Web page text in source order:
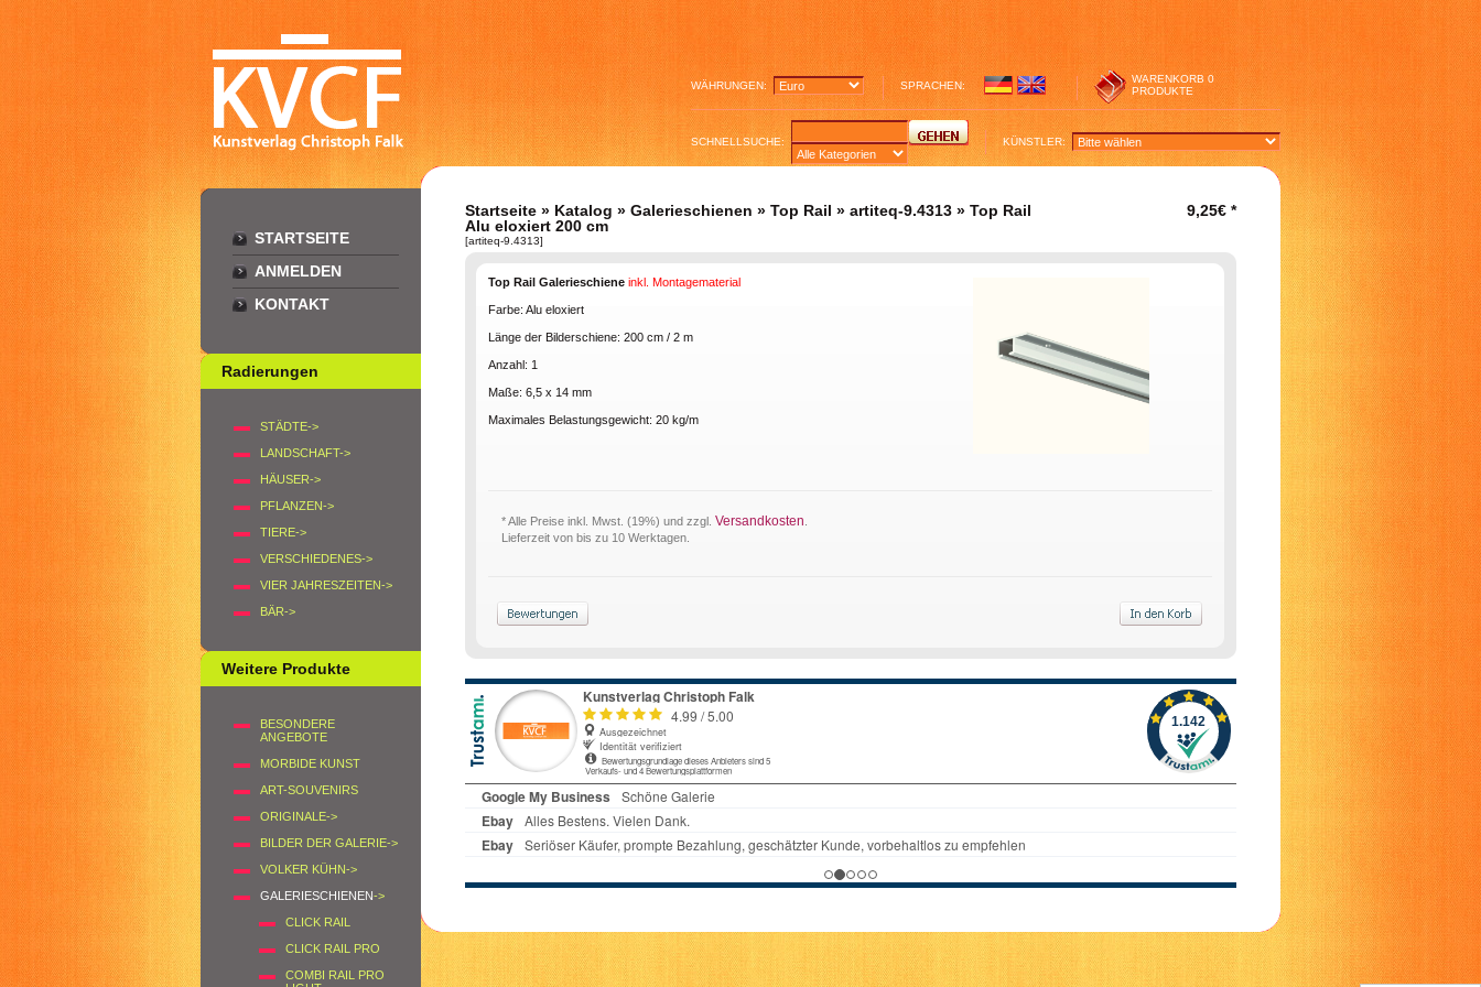
WÄHRUNGEN: SPRACHEN:
WARENKORB 0
PRODUKTE
SCHNELLSUCHE: KÜNSTLER:
STARTSEITE
ANMELDEN
KONTAKT
Radierungen
STÄDTE->
LANDSCHAFT->
HÄUSER->
PFLANZEN->
TIERE->
VERSCHIEDENES->
VIER JAHRESZEITEN->
BÄR->
Weitere Produkte
BESONDERE
ANGEBOTE
MORBIDE KUNST
ART-SOUVENIRS
ORIGINALE->
BILDER DER GALERIE->
VOLKER KÜHN->
GALERIESCHIENEN->
CLICK RAIL
CLICK RAIL PRO
COMBI RAIL PRO
Startseite » Katalog » Galerieschienen » Top Rail » artiteq-9.4313 » Top Rail
Alu eloxiert 200 cm
[artiteq-9.4313]
9,25€ *
Top Rail Galerieschiene inkl. Montagematerial
Farbe: Alu eloxiert
Länge der Bilderschiene: 200 cm / 2 m
Anzahl: 1
Maße: 6,5 x 14 mm
Maximales Belastungsgewicht: 20 kg/m
* Alle Preise inkl. Mwst. (19%) und zzgl. Versandkosten
Lieferzeit von bis zu 10 Werktagen.